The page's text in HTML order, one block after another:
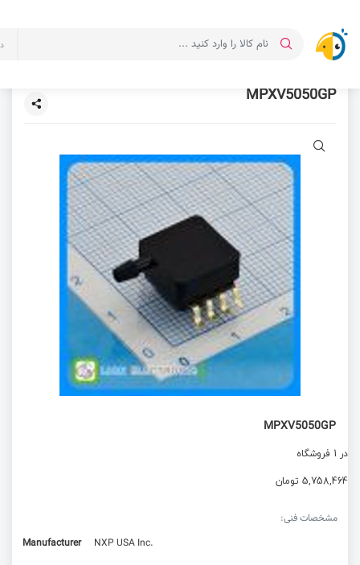
MPXV5050GP
MPXV5050GP
در 1 فروشگاه
5,758,464 تومان
مشخصات فنی:
Manufacturer
NXP USA Inc.